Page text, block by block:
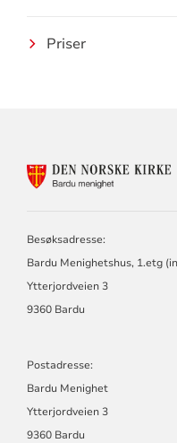
Priser
Besøksadresse:
Bardu Menighetshus, 1.etg
Ytterjordveien 3
9360 Bardu
Postadresse:
Bardu Menighet
Ytterjordveien 3
9360 Bardu